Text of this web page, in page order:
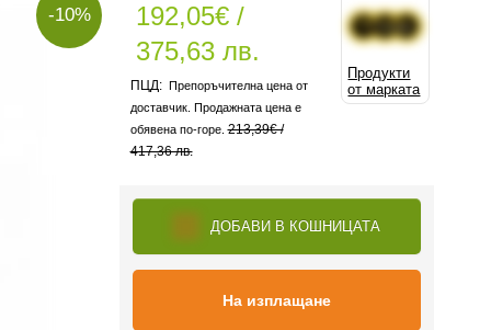
-10%
Продукти
от марката
192,05€ /
375,63 лв.
Препоръчителна цена от
доставчик. Продажната цена е
обявена по-горе. 213,39€ /
417,36 лв.
ДОБАВИ В КОШНИЦАТА
На изплащане